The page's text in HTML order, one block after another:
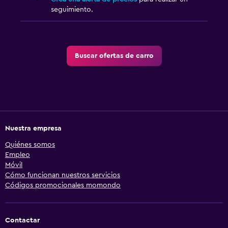
seguimiento.
Buscar ofertas de carro
Nuestra empresa
Quiénes somos
Empleo
Móvil
Cómo funcionan nuestros servicios
Códigos promocionales momondo
Contactar